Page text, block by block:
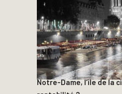
Notre-Dame, l’île de la